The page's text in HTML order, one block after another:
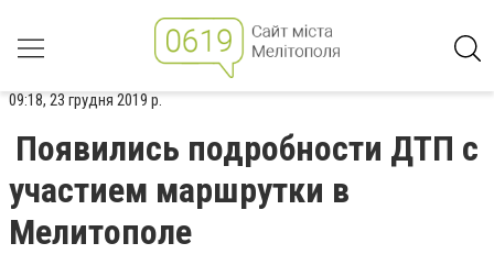
09:18, 23 грудня 2019 р.
Появились подробности ДТП с
участием маршрутки в
Мелитополе